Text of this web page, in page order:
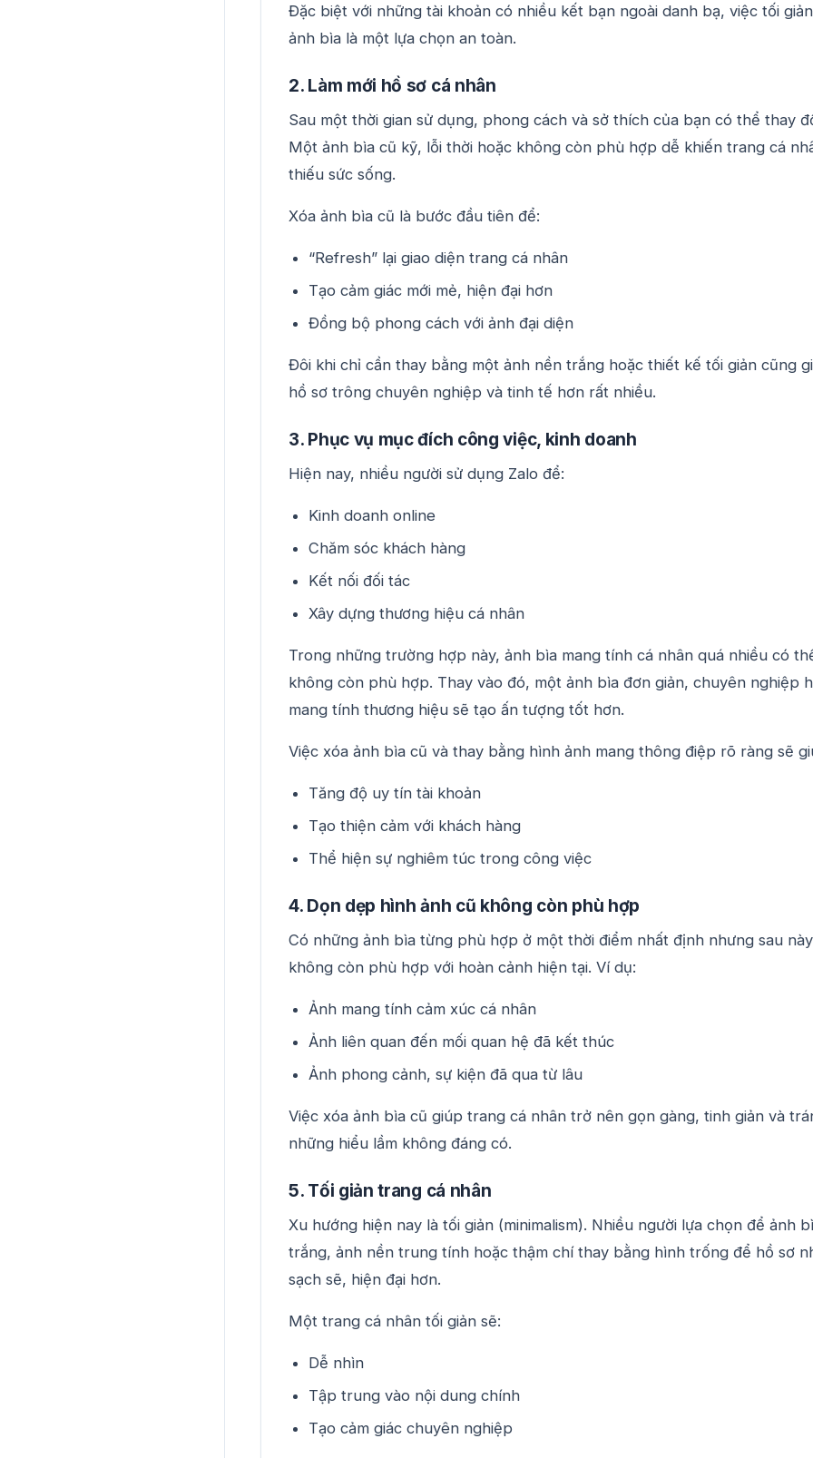
Đặc biệt với những tài khoản có nhiều kết bạn ngoài danh bạ, việc tối giản
ảnh bìa là một lựa chọn an toàn.
2. Làm mới hồ sơ cá nhân
Sau một thời gian sử dụng, phong cách và sở thích của bạn có thể thay
Một ảnh bìa cũ kỹ, lỗi thời hoặc không còn phù hợp dễ khiến trang cá
thiếu sức sống.
Xóa ảnh bìa cũ là bước đầu tiên để:
“Refresh” lại giao diện trang cá nhân
Tạo cảm giác mới mẻ, hiện đại hơn
Đồng bộ phong cách với ảnh đại diện
Đôi khi chỉ cần thay bằng một ảnh nền trắng hoặc thiết kế tối giản cũng
hồ sơ trông chuyên nghiệp và tinh tế hơn rất nhiều.
3. Phục vụ mục đích công việc, kinh doanh
Hiện nay, nhiều người sử dụng Zalo để:
Kinh doanh online
Chăm sóc khách hàng
Kết nối đối tác
Xây dựng thương hiệu cá nhân
Trong những trường hợp này, ảnh bìa mang tính cá nhân quá nhiều có
không còn phù hợp. Thay vào đó, một ảnh bìa đơn giản, chuyên nghiệp
mang tính thương hiệu sẽ tạo ấn tượng tốt hơn.
Việc xóa ảnh bìa cũ và thay bằng hình ảnh mang thông điệp rõ ràng sẽ
Tăng độ uy tín tài khoản
Tạo thiện cảm với khách hàng
Thể hiện sự nghiêm túc trong công việc
4. Dọn dẹp hình ảnh cũ không còn phù hợp
Có những ảnh bìa từng phù hợp ở một thời điểm nhất định nhưng sau
không còn phù hợp với hoàn cảnh hiện tại. Ví dụ:
Ảnh mang tính cảm xúc cá nhân
Ảnh liên quan đến mối quan hệ đã kết thúc
Ảnh phong cảnh, sự kiện đã qua từ lâu
Việc xóa ảnh bìa cũ giúp trang cá nhân trở nên gọn gàng, tinh giản và
những hiểu lầm không đáng có.
5. Tối giản trang cá nhân
Xu hướng hiện nay là tối giản (minimalism). Nhiều người lựa chọn để ảnh
trắng, ảnh nền trung tính hoặc thậm chí thay bằng hình trống để hồ sơ
sạch sẽ, hiện đại hơn.
Một trang cá nhân tối giản sẽ:
Dễ nhìn
Tập trung vào nội dung chính
Tạo cảm giác chuyên nghiệp